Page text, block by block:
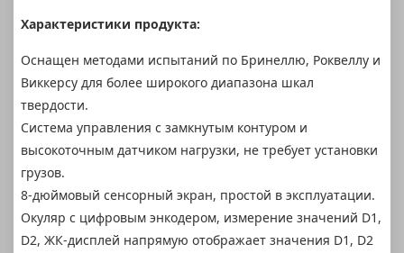
Характеристики продукта:
Оснащен методами испытаний по Бринеллю, Роквеллу и
Виккерсу для более широкого диапазона шкал
твердости.
Система управления с замкнутым контуром и
высокоточным датчиком нагрузки, не требует установки
грузов.
8-дюймовый сенсорный экран, простой в эксплуатации.
Окуляр с цифровым энкодером, измерение значений D1,
D2, ЖК-дисплей напрямую отображает значения D1, D2